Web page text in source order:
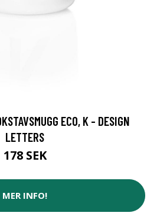
ECO, K - DESIGN
LETTERS
178 SEK
MER INFO!